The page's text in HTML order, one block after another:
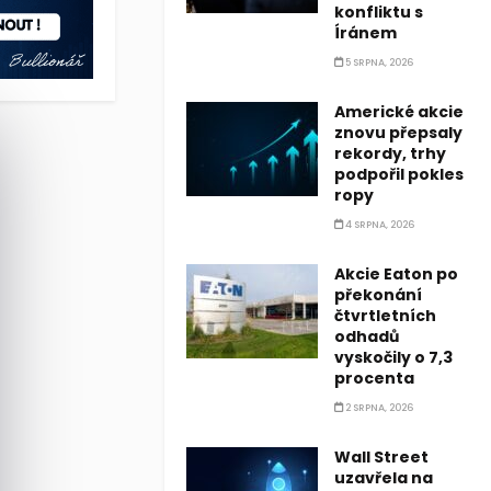
konfliktu s
Íránem
5 SRPNA, 2026
Americké akcie
znovu přepsaly
rekordy, trhy
podpořil pokles
ropy
4 SRPNA, 2026
Akcie Eaton po
překonání
čtvrtletních
odhadů
vyskočily o 7,3
procenta
2 SRPNA, 2026
Wall Street
uzavřela na